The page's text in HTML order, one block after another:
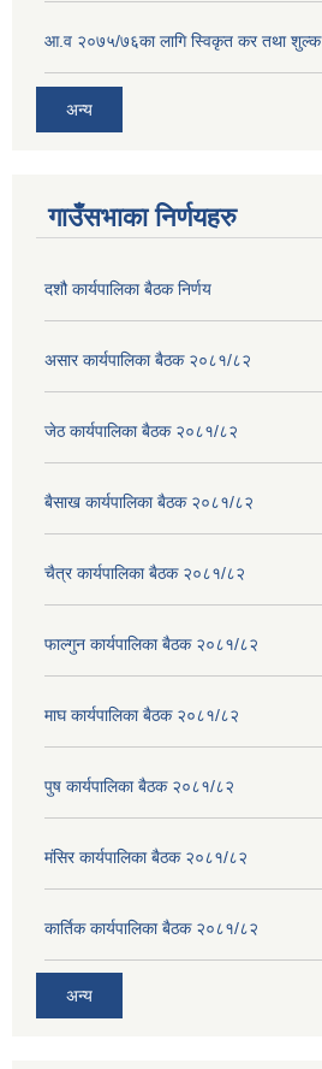
आ.व २०७५/७६का लागि स्विकृत कर तथा शुल्क
अन्य
गाउँसभाका निर्णयहरु
दशौ कार्यपालिका बैठक निर्णय
असार कार्यपालिका बैठक २०८१/८२
जेठ कार्यपालिका बैठक २०८१/८२
बैसाख कार्यपालिका बैठक २०८१/८२
चैत्र कार्यपालिका बैठक २०८१/८२
फाल्गुन कार्यपालिका बैठक २०८१/८२
माघ कार्यपालिका बैठक २०८१/८२
पुष कार्यपालिका बैठक २०८१/८२
मंसिर कार्यपालिका बैठक २०८१/८२
कार्तिक कार्यपालिका बैठक २०८१/८२
अन्य